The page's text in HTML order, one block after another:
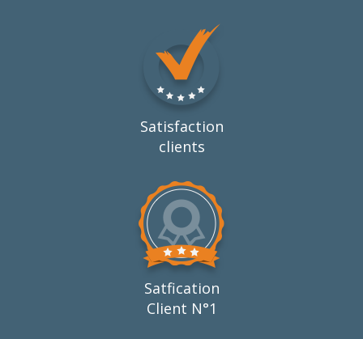
Satisfaction
clients
Satfication
Client N°1